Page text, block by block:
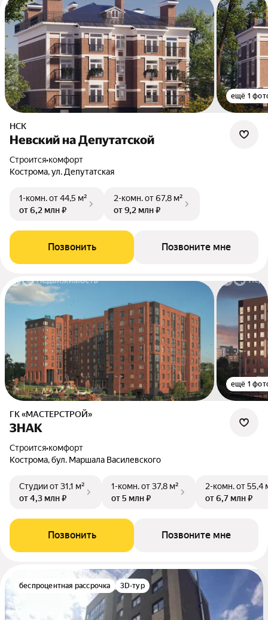
ещё 1
НСК
Невский на Депутатской
Строится•комфорт
Кострома, ул. Депутатская
1-комн.от 44,5 м²
от 6,2 млн ₽
2-комн.от 67,8 м²
от 9,2 млн ₽
Позвонить Позвоните мне
ещё 1
ГК «МАСТЕРСТРОЙ»
ЗНАК
Строится•комфорт
Кострома, бул. Маршала Василевского
Студииот 31,1 м²
от 4,3 млн ₽
1-комн.от 37,8 м²
от 5 млн ₽
2-комн.от 55,4
от 6,7 млн ₽
Позвонить Позвоните мне
беспроцентная рассрочка 3D-тур